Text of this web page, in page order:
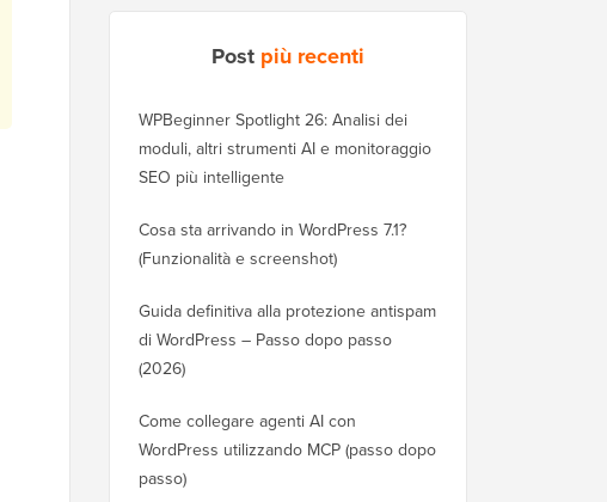
Post più recenti
WPBeginner Spotlight 26: Analisi dei
moduli, altri strumenti AI e monitoraggio
SEO più intelligente
Cosa sta arrivando in WordPress 7.1?
(Funzionalità e screenshot)
Guida definitiva alla protezione antispam
di WordPress – Passo dopo passo
(2026)
Come collegare agenti AI con
WordPress utilizzando MCP (passo dopo
passo)